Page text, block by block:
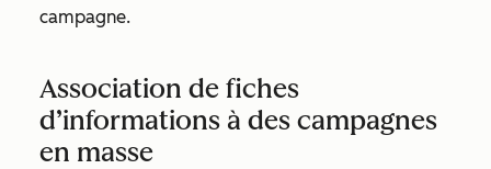
campagne.
Association de fiches
d’informations à des campagnes
en masse